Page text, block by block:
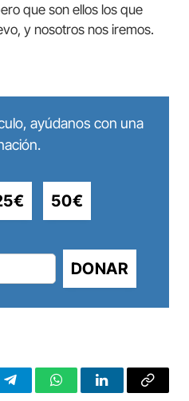
que son ellos los que
y nosotros nos iremos.
ayúdanos con una
50€
DONAR
TelegramWhatsAppLinkedInCopy